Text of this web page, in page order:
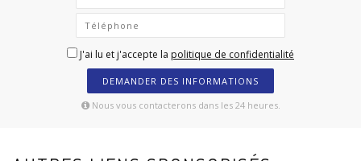
J'ai lu et j'accepte la politique de confidentialité
DEMANDER DES INFORMATIONS
Nous vous contacterons dans les 24 heures.